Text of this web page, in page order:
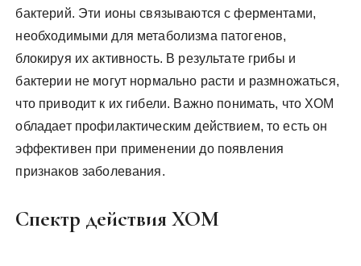
бактерий. Эти ионы связываются с ферментами,
необходимыми для метаболизма патогенов,
блокируя их активность. В результате грибы и
бактерии не могут нормально расти и размножаться,
что приводит к их гибели. Важно понимать, что ХОМ
обладает профилактическим действием, то есть он
эффективен при применении до появления
признаков заболевания.
Спектр действия ХОМ